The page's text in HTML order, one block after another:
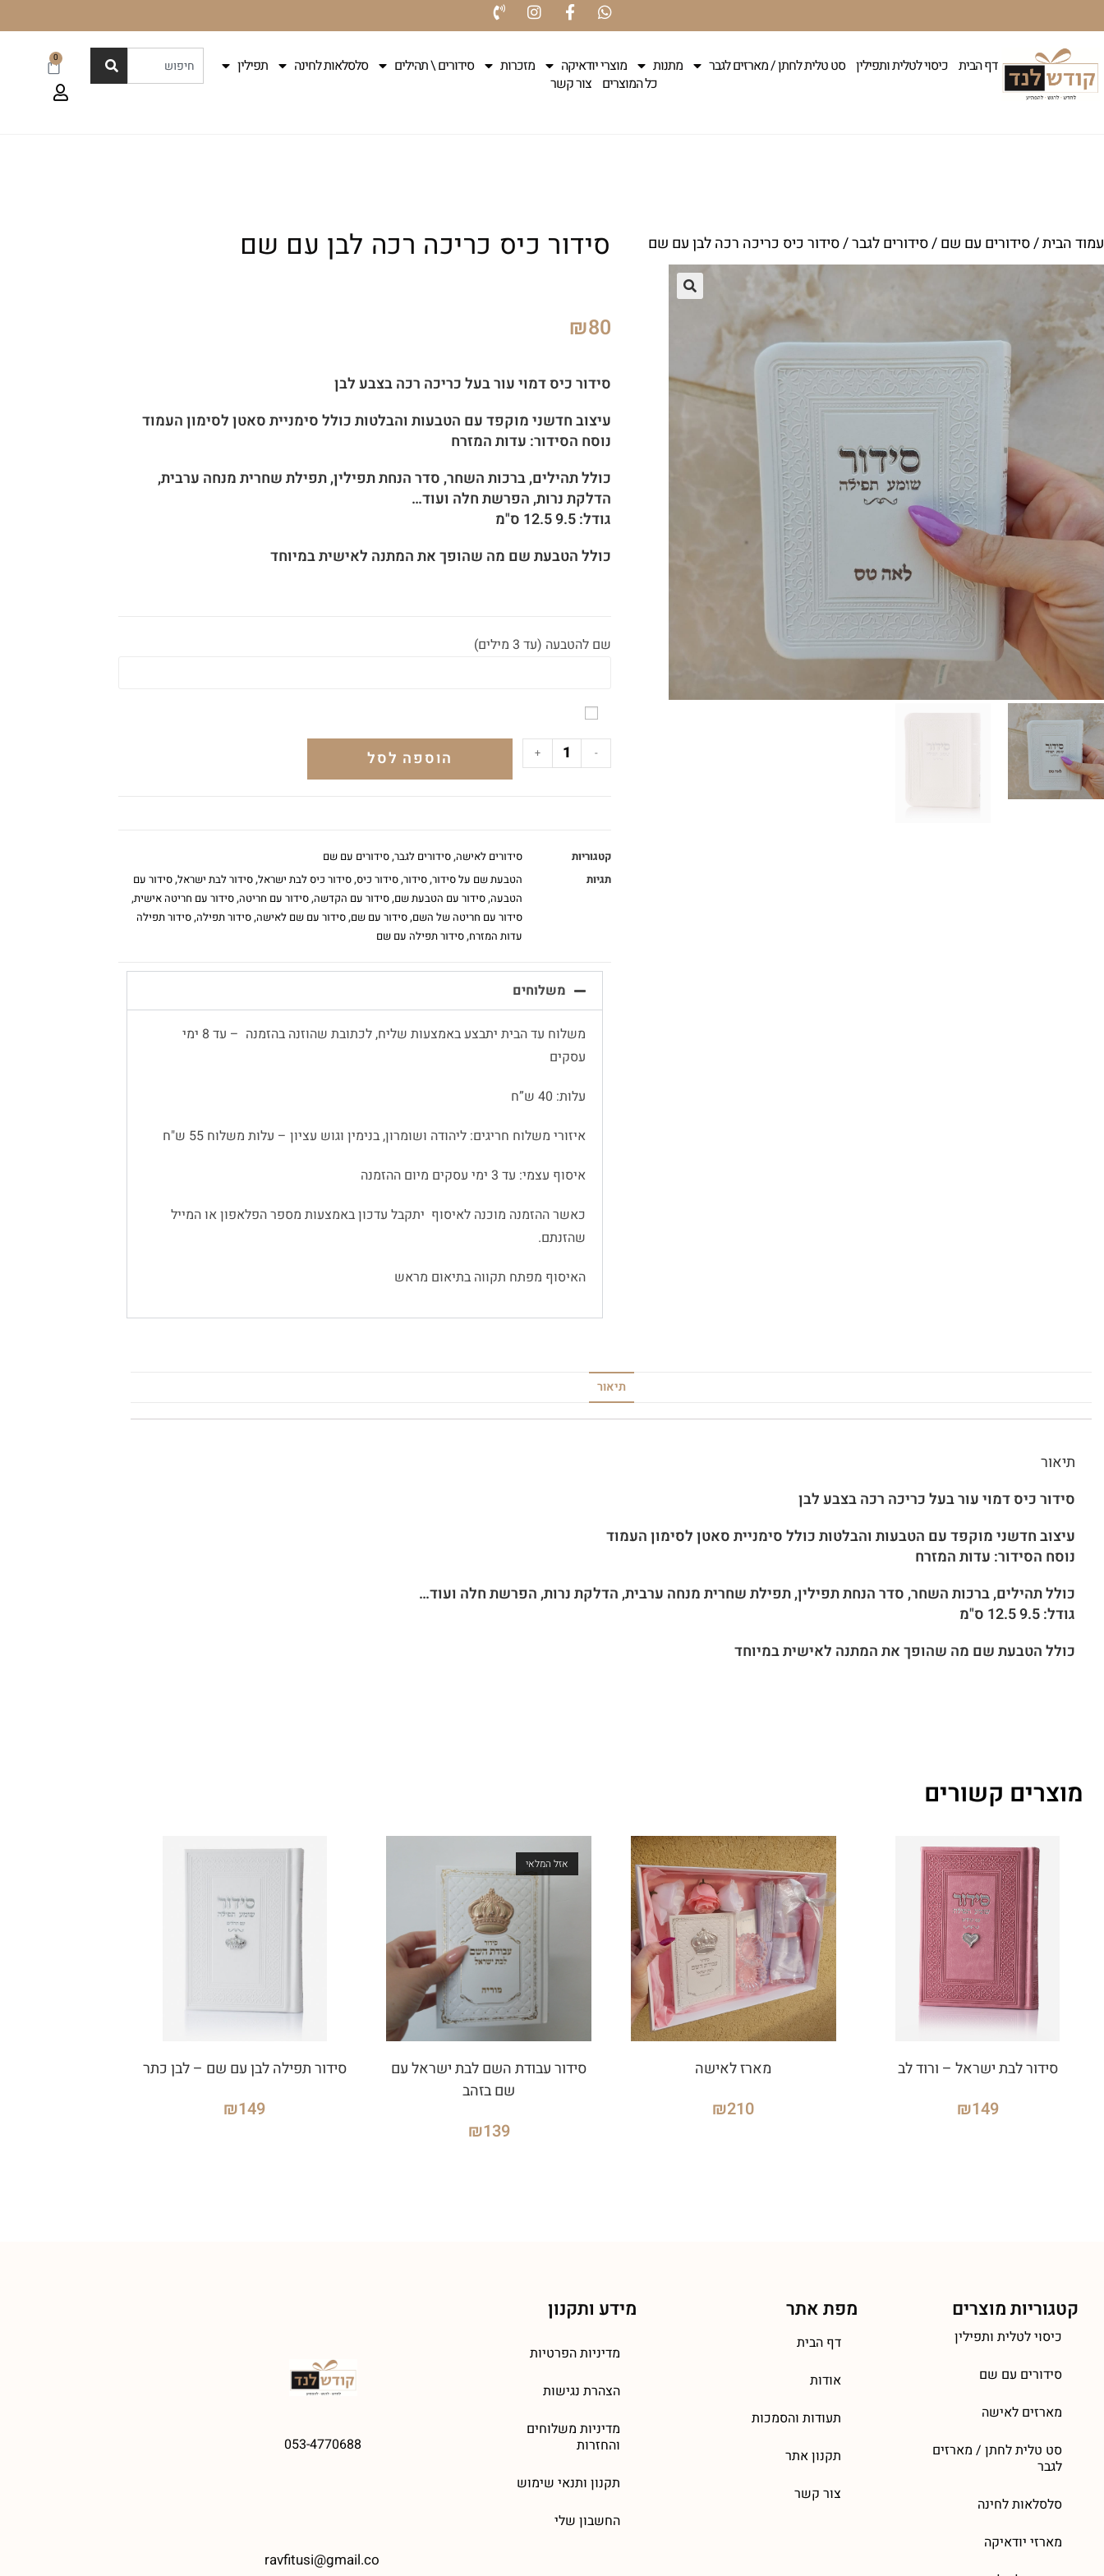
דף הבית כיסוי לטלית ותפילין סט טלית לחתן / מארזים לגבר מתנות מוצרי יודאיקה מזכרות סידורים \ תהילים סלסלאות לחינה
תפילין
כל המוצרים צור קשר
0
עמוד הבית/סידורים עם שם/סידורים לגבר/ סידור כיס כריכה רכה לבן עם שם סידור כיס כריכה רכה לבן עם שם
₪80
סידור כיס דמוי עור בעל כריכה רכה בצבע לבן
עיצוב חדשני מוקפד עם הטבעות והבלטות כולל סימניית סאטן לסימון העמוד
נוסח הסידור: עדות המזרח
כולל תהילים, ברכות השחר, סדר הנחת תפילין, תפילת שחרית מנחה ערבית,
הדלקת נרות, הפרשת חלה ועוד…
גודל: 9.5 12.5 ס"מ
כולל הטבעת שם מה שהופך את המתנה לאישית במיוחד
שם להטבעה (עד 3 מילים)
-
+ הוספה לסל
קטגוריות סידורים לאישה,סידורים לגבר,סידורים עם שם
תגיות
הטבעת שם על סידור,סידור,סידור כיס,סידור כיס לבת ישראל,סידור לבת ישראל,סידור עם
הטבעה,סידור עם הטבעת שם,סידור עם הקדשה,סידור עם חריטה,סידור עם חריטה אישית,
סידור עם חריטה של השם,סידור עם שם,סידור עם שם לאישה,סידור תפילה,סידור תפילה
עדות המזרח,סידור תפילה עם שם
משלוחים
משלוח עד הבית יתבצע באמצעות שליח, לכתובת שהוזנה בהזמנה – עד 8 ימי
עסקים
עלות: 40 ש”ח
איזורי משלוח חריגים: ליהודה ושומרון, בנימין וגוש עציון – עלות משלוח 55 ש"ח
איסוף עצמי: עד 3 ימי עסקים מיום ההזמנה
כאשר ההזמנה מוכנה לאיסוף יתקבל עדכון באמצעות מספר הפלאפון או המייל
שהזנתם.
האיסוף מפתח תקווה בתיאום מראש
תיאור
תיאור
סידור כיס דמוי עור בעל כריכה רכה בצבע לבן
עיצוב חדשני מוקפד עם הטבעות והבלטות כולל סימניית סאטן לסימון העמוד
נוסח הסידור: עדות המזרח
כולל תהילים, ברכות השחר, סדר הנחת תפילין, תפילת שחרית מנחה ערבית, הדלקת נרות, הפרשת חלה ועוד…
גודל: 9.5 12.5 ס"מ
כולל הטבעת שם מה שהופך את המתנה לאישית במיוחד
מוצרים קשורים
סידור לבת ישראל – ורוד לב
₪149
מארז לאישה
₪210
אזל המלאי
סידור עבודת השם לבת ישראל עם
שם בזהב
₪139
סידור תפילה לבן עם שם – לבן כתר
₪149
קטגוריות מוצרים
כיסוי לטלית ותפילין
סידורים עם שם
מארזים לאישה
סט טלית לחתן / מארזים
לגבר
סלסלאות לחינה
מארזי יודאיקה
מפת אתר
דף הבית
אודות
תעודות והסמכות
תקנון אתר
צור קשר
מידע ותקנון
מדיניות הפרטיות
הצהרת נגישות
מדיניות משלוחים
והחזרות
תקנון ותנאי שימוש
החשבון שלי
053-4770688
ravfitusi@gmail.co